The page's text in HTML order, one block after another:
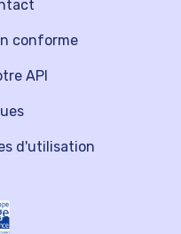
API
conforme
d'utilisation